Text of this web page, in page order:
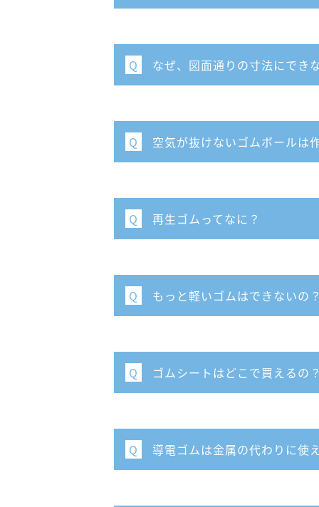
Q なぜ、図⾯通りの⼨法にでき
Q 空気が抜けないゴムボールは
Q 再⽣ゴムってなに？
Q もっと軽いゴムはできないの？
Q ゴムシートはどこで買えるの？
Q 導電ゴムは⾦属の代わりに使